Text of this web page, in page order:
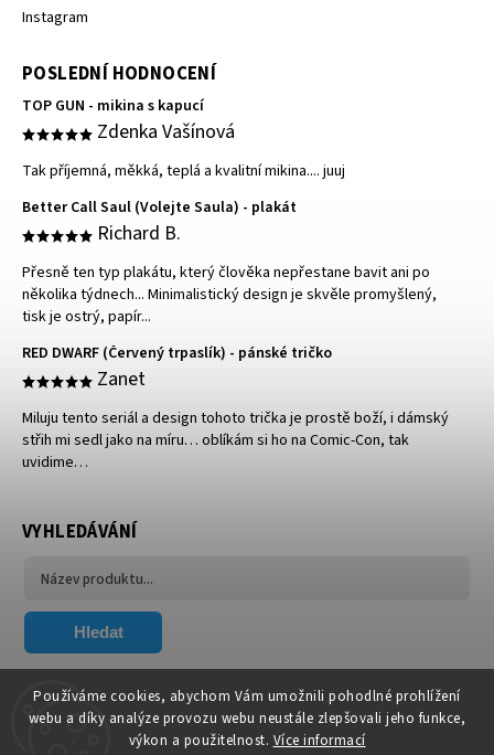
Používáme cookies, abychom Vám umožnili pohodlné prohlížení
webu a díky analýze provozu webu neustále zlepšovali jeho funkce,
výkon a použitelnost. Více informací
Instagram
POSLEDNÍ HODNOCENÍ
TOP GUN - mikina s kapucí
Zdenka Vašínová
Tak příjemná, měkká, teplá a kvalitní mikina.... juuj
Better Call Saul (Volejte Saula) - plakát
Richard B.
Přesně ten typ plakátu, který člověka nepřestane bavit ani po
několika týdnech... Minimalistický design je skvěle promyšlený,
tisk je ostrý, papír...
RED DWARF (Červený trpaslík) - pánské tričko
Zanet
Miluju tento seriál a design tohoto trička je prostě boží, i dámský
střih mi sedl jako na míru… oblíkám si ho na Comic-Con, tak
uvidime…
VYHLEDÁVÁNÍ
Hledat
FACEBOOK